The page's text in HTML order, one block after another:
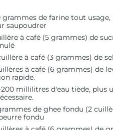
grammes de farine tout usage,
saupoudrer
à café (5 grammes) de
à café (3 grammes) de sel
à café (6 grammes) de
rapide.
200 millilitres d'eau tiède, plus
de ghee fondu (2
fondu